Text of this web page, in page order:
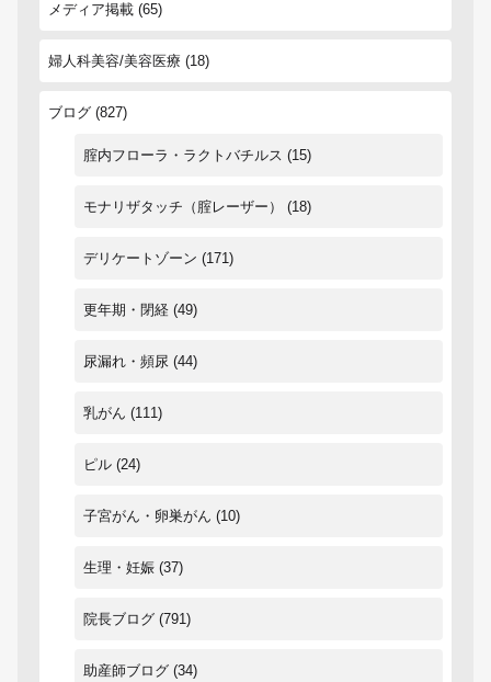
メディア掲載 (65)
婦人科美容/美容医療 (18)
ブログ (827)
腟内フローラ・ラクトバチルス (15)
モナリザタッチ（腟レーザー） (18)
デリケートゾーン (171)
更年期・閉経 (49)
尿漏れ・頻尿 (44)
乳がん (111)
ピル (24)
子宮がん・卵巣がん (10)
生理・妊娠 (37)
院長ブログ (791)
助産師ブログ (34)